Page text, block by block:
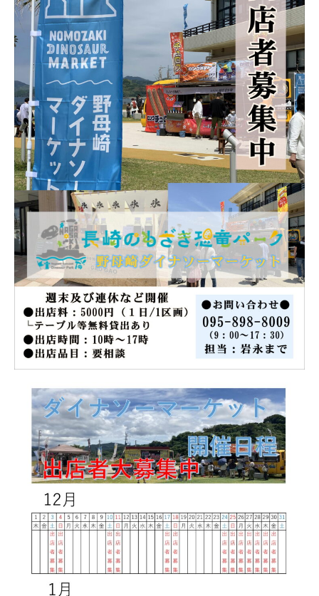
アクセス
お問い合わせ
パーク概要
個人情報保護方針